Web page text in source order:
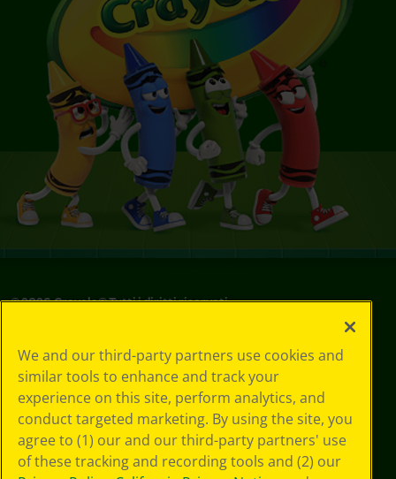
©2026Crayola® Tutti i diritti riservati.
in materia di
privacy
Informativa sulla
privacy
Termini SMS
GDPR
Informativa sulla
We and our third-party partners use cookies and
similar tools to enhance and track your
experience on this site, perform analytics, and
conduct targeted marketing. By using the site, you
agree to (1) our and our third-party partners' use
of these tracking and recording tools and (2) our